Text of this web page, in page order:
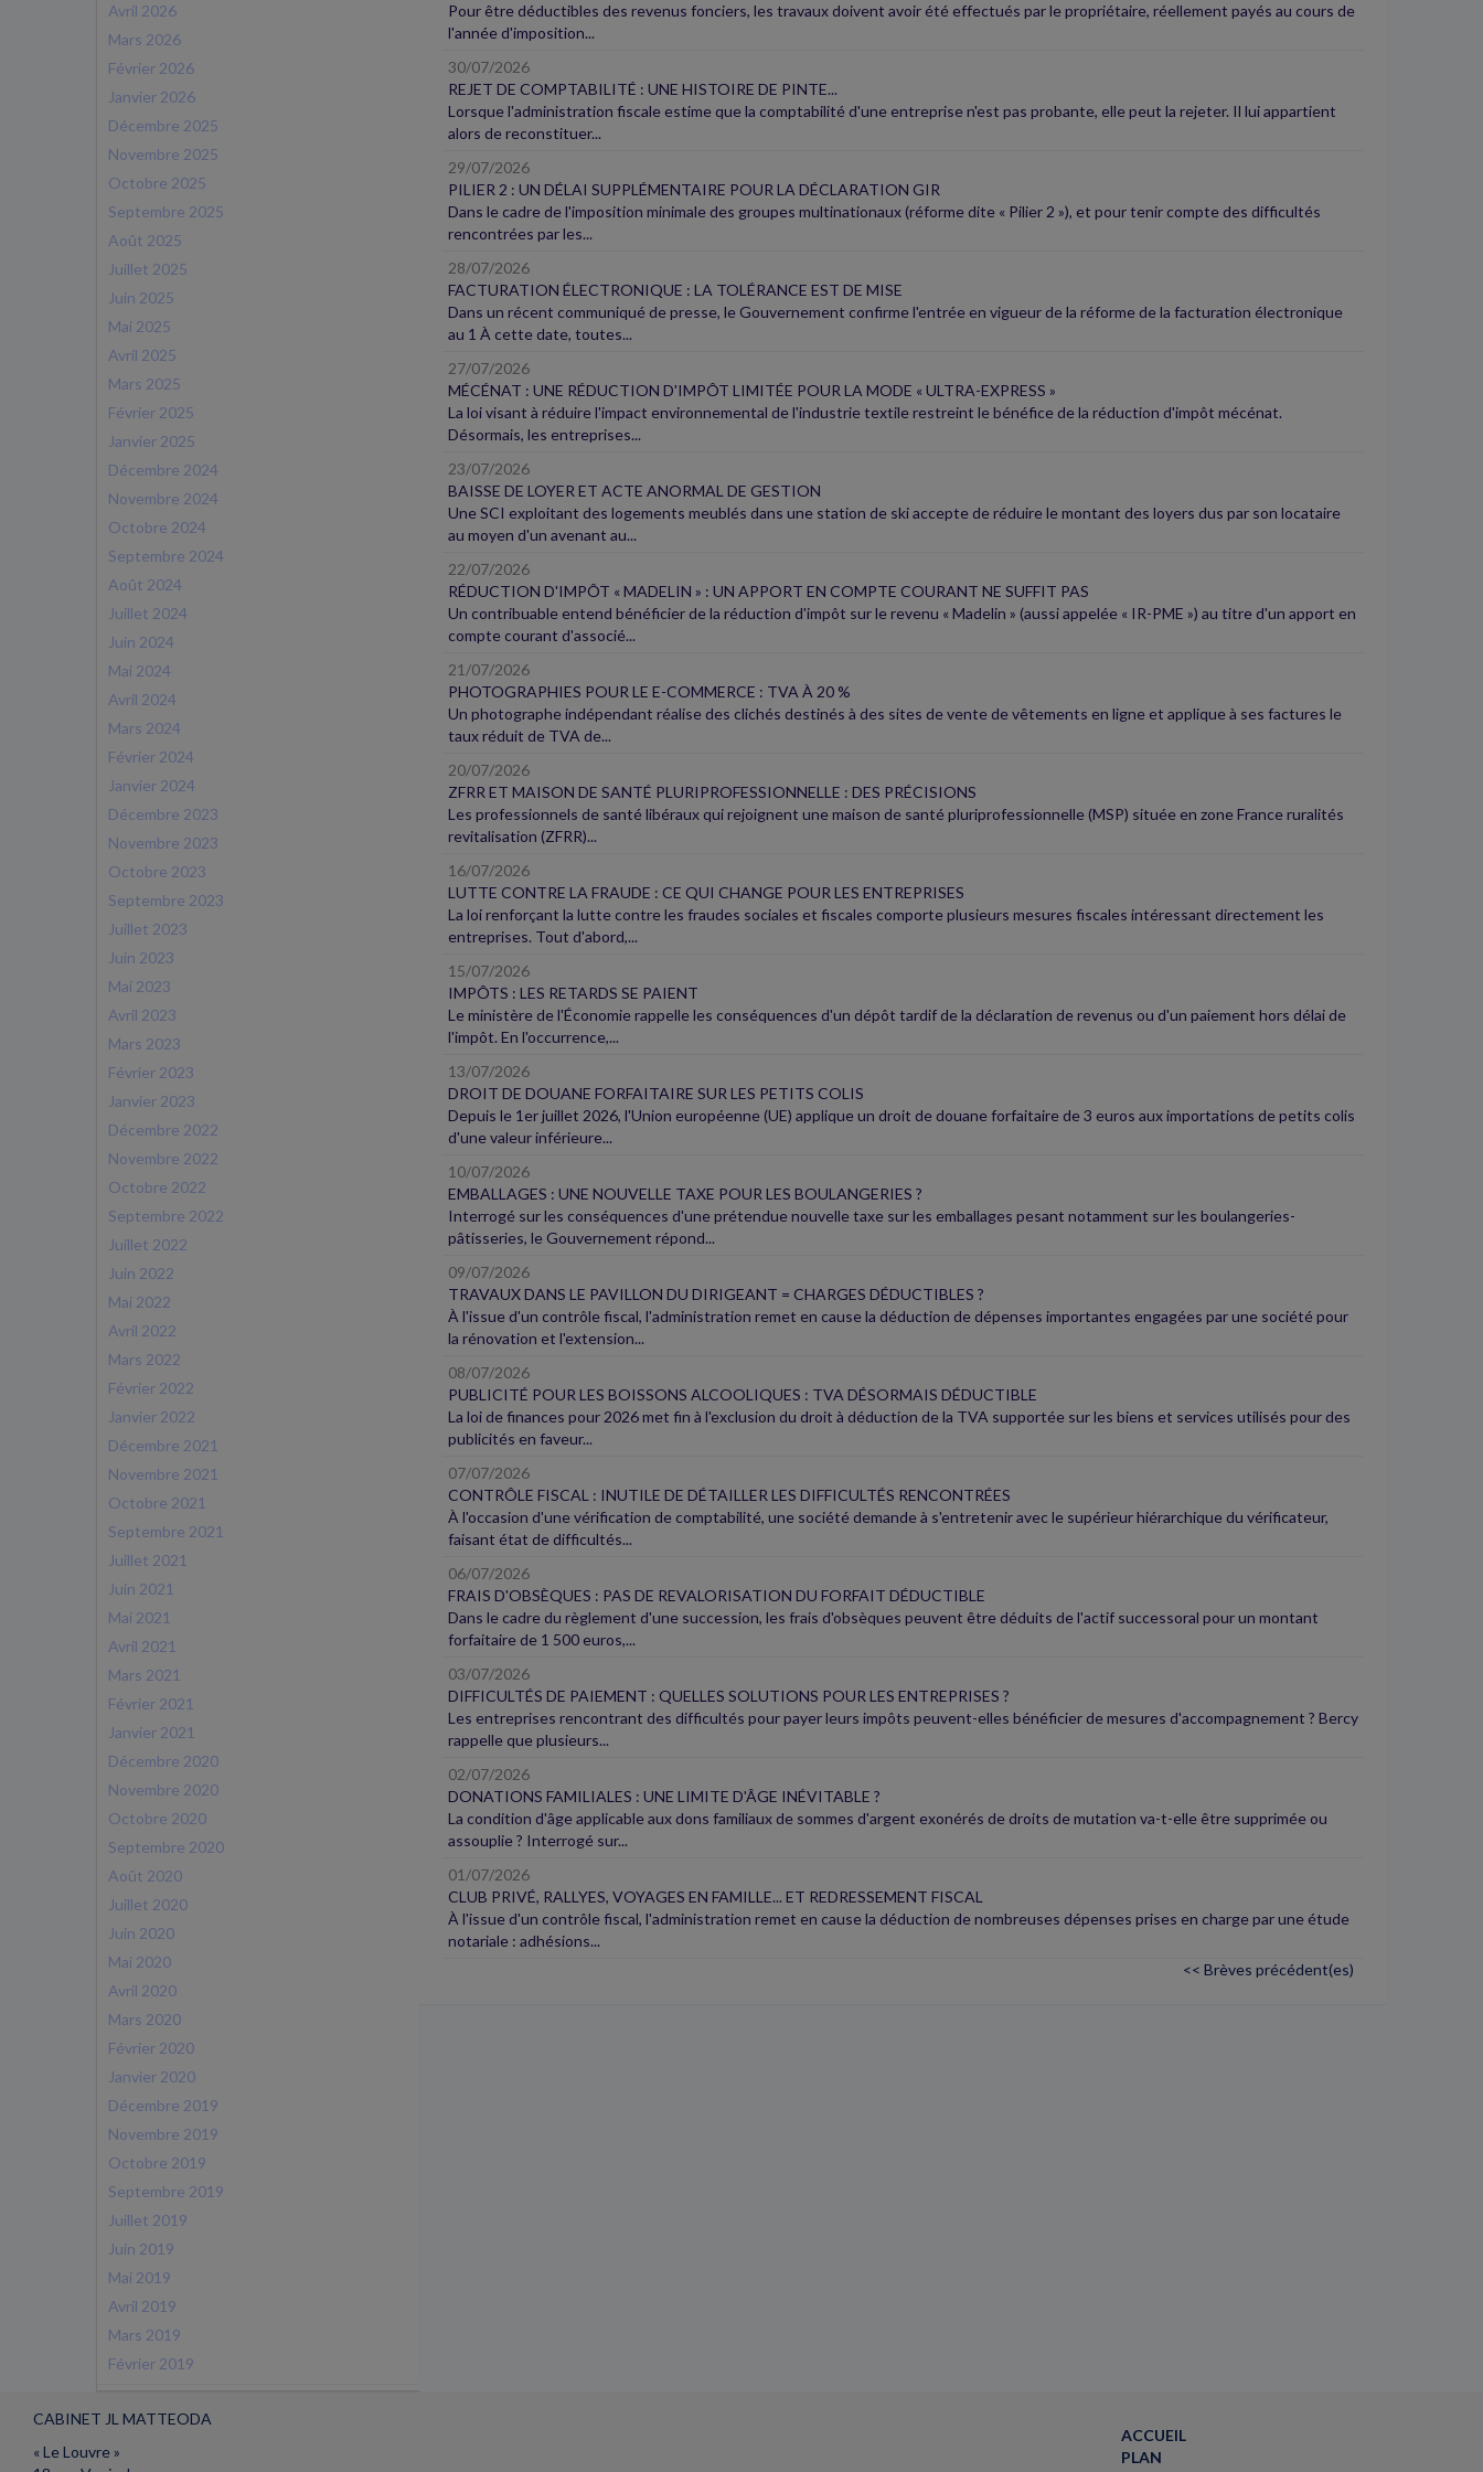
Avril 2026
Mars 2026
Février 2026
Janvier 2026
Décembre 2025
Novembre 2025
Octobre 2025
Septembre 2025
Août 2025
Juillet 2025
Juin 2025
Mai 2025
Avril 2025
Mars 2025
Février 2025
Janvier 2025
Décembre 2024
Novembre 2024
Octobre 2024
Septembre 2024
Août 2024
Juillet 2024
Juin 2024
Mai 2024
Avril 2024
Mars 2024
Février 2024
Janvier 2024
Décembre 2023
Novembre 2023
Octobre 2023
Septembre 2023
Juillet 2023
Juin 2023
Mai 2023
Avril 2023
Mars 2023
Février 2023
Janvier 2023
Décembre 2022
Novembre 2022
Octobre 2022
Septembre 2022
Juillet 2022
Juin 2022
Mai 2022
Avril 2022
Mars 2022
Février 2022
Janvier 2022
Décembre 2021
Novembre 2021
Octobre 2021
Septembre 2021
Juillet 2021
Juin 2021
Mai 2021
Avril 2021
Mars 2021
Février 2021
Janvier 2021
Décembre 2020
Novembre 2020
Octobre 2020
Septembre 2020
Août 2020
Juillet 2020
Juin 2020
Mai 2020
Avril 2020
Mars 2020
Février 2020
Janvier 2020
Décembre 2019
Novembre 2019
Octobre 2019
Septembre 2019
Juillet 2019
Juin 2019
Mai 2019
Avril 2019
Mars 2019
Février 2019
Pour être déductibles des revenus fonciers, les travaux doivent avoir été effectués par le propriétaire, réellement payés au cours de
l'année d'imposition...
30/07/2026
REJET DE COMPTABILITÉ : UNE HISTOIRE DE PINTE...
Lorsque l'administration fiscale estime que la comptabilité d'une entreprise n'est pas probante, elle peut la rejeter. Il lui appartient
alors de reconstituer...
29/07/2026
PILIER 2 : UN DÉLAI SUPPLÉMENTAIRE POUR LA DÉCLARATION GIR
Dans le cadre de l'imposition minimale des groupes multinationaux (réforme dite « Pilier 2 »), et pour tenir compte des difficultés
rencontrées par les...
28/07/2026
FACTURATION ÉLECTRONIQUE : LA TOLÉRANCE EST DE MISE
Dans un récent communiqué de presse, le Gouvernement confirme l'entrée en vigueur de la réforme de la facturation électronique
au 1 À cette date, toutes...
27/07/2026
MÉCÉNAT : UNE RÉDUCTION D'IMPÔT LIMITÉE POUR LA MODE « ULTRA-EXPRESS »
La loi visant à réduire l'impact environnemental de l'industrie textile restreint le bénéfice de la réduction d'impôt mécénat.
Désormais, les entreprises...
23/07/2026
BAISSE DE LOYER ET ACTE ANORMAL DE GESTION
Une SCI exploitant des logements meublés dans une station de ski accepte de réduire le montant des loyers dus par son locataire
au moyen d'un avenant au...
22/07/2026
RÉDUCTION D'IMPÔT « MADELIN » : UN APPORT EN COMPTE COURANT NE SUFFIT PAS
Un contribuable entend bénéficier de la réduction d'impôt sur le revenu « Madelin » (aussi appelée « IR-PME ») au titre d'un apport en
compte courant d'associé...
21/07/2026
PHOTOGRAPHIES POUR LE E-COMMERCE : TVA À 20 %
Un photographe indépendant réalise des clichés destinés à des sites de vente de vêtements en ligne et applique à ses factures le
taux réduit de TVA de...
20/07/2026
ZFRR ET MAISON DE SANTÉ PLURIPROFESSIONNELLE : DES PRÉCISIONS
Les professionnels de santé libéraux qui rejoignent une maison de santé pluriprofessionnelle (MSP) située en zone France ruralités
revitalisation (ZFRR)...
16/07/2026
LUTTE CONTRE LA FRAUDE : CE QUI CHANGE POUR LES ENTREPRISES
La loi renforçant la lutte contre les fraudes sociales et fiscales comporte plusieurs mesures fiscales intéressant directement les
entreprises. Tout d'abord,...
15/07/2026
IMPÔTS : LES RETARDS SE PAIENT
Le ministère de l'Économie rappelle les conséquences d'un dépôt tardif de la déclaration de revenus ou d'un paiement hors délai de
l'impôt. En l'occurrence,...
13/07/2026
DROIT DE DOUANE FORFAITAIRE SUR LES PETITS COLIS
Depuis le 1er juillet 2026, l'Union européenne (UE) applique un droit de douane forfaitaire de 3 euros aux importations de petits colis
d'une valeur inférieure...
10/07/2026
EMBALLAGES : UNE NOUVELLE TAXE POUR LES BOULANGERIES ?
Interrogé sur les conséquences d'une prétendue nouvelle taxe sur les emballages pesant notamment sur les boulangeries-
pâtisseries, le Gouvernement répond...
09/07/2026
TRAVAUX DANS LE PAVILLON DU DIRIGEANT = CHARGES DÉDUCTIBLES ?
À l'issue d'un contrôle fiscal, l'administration remet en cause la déduction de dépenses importantes engagées par une société pour
la rénovation et l'extension...
08/07/2026
PUBLICITÉ POUR LES BOISSONS ALCOOLIQUES : TVA DÉSORMAIS DÉDUCTIBLE
La loi de finances pour 2026 met fin à l'exclusion du droit à déduction de la TVA supportée sur les biens et services utilisés pour des
publicités en faveur...
07/07/2026
CONTRÔLE FISCAL : INUTILE DE DÉTAILLER LES DIFFICULTÉS RENCONTRÉES
À l'occasion d'une vérification de comptabilité, une société demande à s'entretenir avec le supérieur hiérarchique du vérificateur,
faisant état de difficultés...
06/07/2026
FRAIS D'OBSÈQUES : PAS DE REVALORISATION DU FORFAIT DÉDUCTIBLE
Dans le cadre du règlement d'une succession, les frais d'obsèques peuvent être déduits de l'actif successoral pour un montant
forfaitaire de 1 500 euros,...
03/07/2026
DIFFICULTÉS DE PAIEMENT : QUELLES SOLUTIONS POUR LES ENTREPRISES ?
Les entreprises rencontrant des difficultés pour payer leurs impôts peuvent-elles bénéficier de mesures d'accompagnement ? Bercy
rappelle que plusieurs...
02/07/2026
DONATIONS FAMILIALES : UNE LIMITE D'ÂGE INÉVITABLE ?
La condition d'âge applicable aux dons familiaux de sommes d'argent exonérés de droits de mutation va-t-elle être supprimée ou
assouplie ? Interrogé sur...
01/07/2026
CLUB PRIVÉ, RALLYES, VOYAGES EN FAMILLE... ET REDRESSEMENT FISCAL
À l'issue d'un contrôle fiscal, l'administration remet en cause la déduction de nombreuses dépenses prises en charge par une étude
notariale : adhésions...
<< Brèves précédent(es)
CABINET JL MATTEODA
« Le Louvre »
ACCUEIL
PLAN